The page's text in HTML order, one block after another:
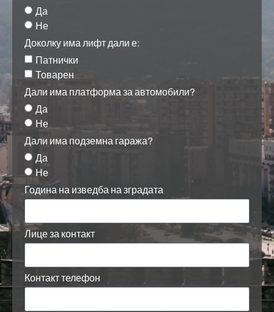
Да
Не
Доколку има лифт дали е:
Патнички
Товарен
Дали има платформа за автомобили?
Да
Не
Дали има подземна гаража?
Да
Не
Година на изведба на зградата
Лице за контакт
Контакт телефон